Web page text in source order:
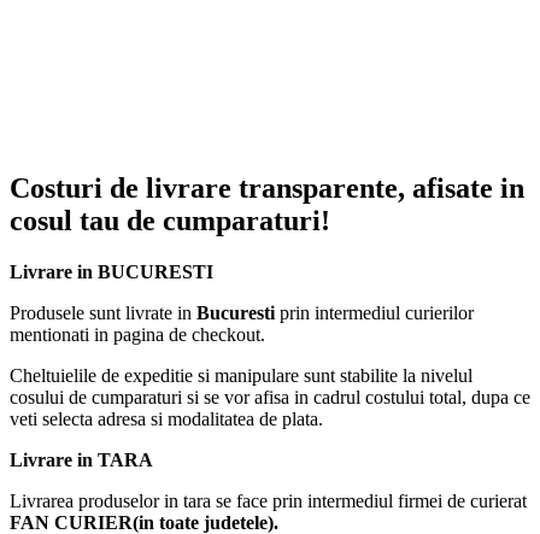
– instructiuni de folosire
– Telecomanda
Costuri de livrare transparente, afisate in
cosul tau de cumparaturi!
Livrare in BUCURESTI
Produsele sunt livrate in Bucuresti prin intermediul curierilor
mentionati in pagina de checkout.
Cheltuielile de expeditie si manipulare sunt stabilite la nivelul
cosului de cumparaturi si se vor afisa in cadrul costului total, dupa ce
veti selecta adresa si modalitatea de plata.
Livrare in TARA
Livrarea produselor in tara se face prin intermediul firmei de curierat
FAN CURIER(in toate judetele).